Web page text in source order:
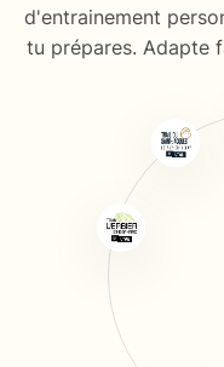
d'entrainement
tu prépares. Adapte